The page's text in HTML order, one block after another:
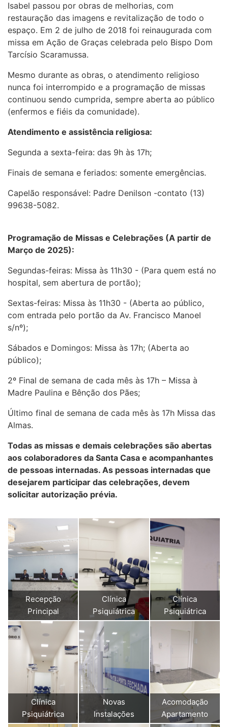
Isabel passou por obras de melhorias, com
restauração das imagens e revitalização de todo o
espaço. Em 2 de julho de 2018 foi reinaugurada com
missa em Ação de Graças celebrada pelo Bispo Dom
Tarcísio Scaramussa.
Mesmo durante as obras, o atendimento religioso
nunca foi interrompido e a programação de missas
continuou sendo cumprida, sempre aberta ao público
(enfermos e fiéis da comunidade).
Atendimento e assistência religiosa:
Segunda a sexta-feira: das 9h às 17h;
Finais de semana e feriados: somente emergências.
Capelão responsável: Padre Denilson -contato (13)
99638-5082.
Programação de Missas e Celebrações (A partir de
Março de 2025):
Segundas-feiras: Missa às 11h30 - (Para quem está no
hospital, sem abertura de portão);
Sextas-feiras: Missa às 11h30 - (Aberta ao público,
com entrada pelo portão da Av. Francisco Manoel
s/nº);
Sábados e Domingos: Missa às 17h; (Aberta ao
público);
2º Final de semana de cada mês às 17h – Missa à
Madre Paulina e Bênção dos Pães;
Último final de semana de cada mês às 17h Missa das
Almas.
Todas as missas e demais celebrações são abertas
aos colaboradores da Santa Casa e acompanhantes
de pessoas internadas. As pessoas internadas que
desejarem participar das celebrações, devem
solicitar autorização prévia.
Recepção
Principal
Clínica
Psiquiátrica
Clínica
Psiquiátrica
Clínica
Psiquiátrica
Novas
Instalações
Acomodação
Apartamento